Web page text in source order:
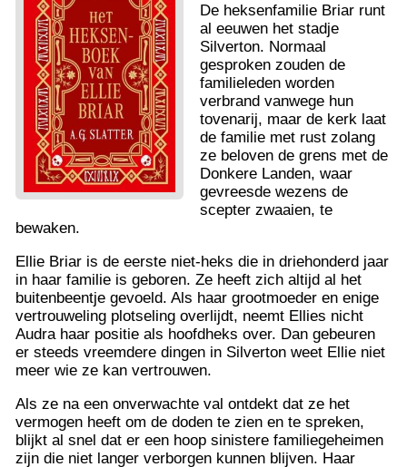
De heksenfamilie Briar runt
al eeuwen het stadje
Silverton. Normaal
gesproken zouden de
familieleden worden
verbrand vanwege hun
tovenarij, maar de kerk laat
de familie met rust zolang
ze beloven de grens met de
Donkere Landen, waar
gevreesde wezens de
scepter zwaaien, te
bewaken.
Ellie Briar is de eerste niet-heks die in driehonderd jaar
in haar familie is geboren. Ze heeft zich altijd al het
buitenbeentje gevoeld. Als haar grootmoeder en enige
vertrouweling plotseling overlijdt, neemt Ellies nicht
Audra haar positie als hoofdheks over. Dan gebeuren
er steeds vreemdere dingen in Silverton weet Ellie niet
meer wie ze kan vertrouwen.
Als ze na een onverwachte val ontdekt dat ze het
vermogen heeft om de doden te zien en te spreken,
blijkt al snel dat er een hoop sinistere familiegeheimen
zijn die niet langer verborgen kunnen blijven. Haar